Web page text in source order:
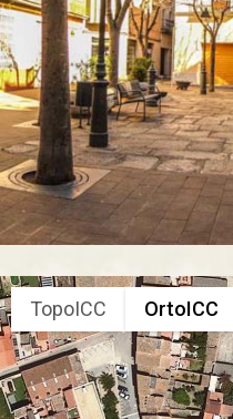
TopoICC OrtoICC